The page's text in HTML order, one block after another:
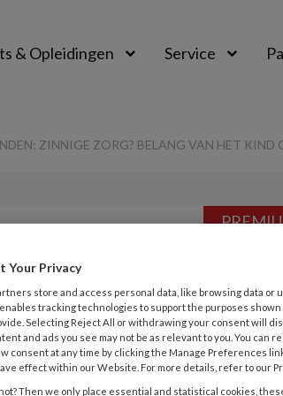
& Opleidingen Service
ZINNIGE ZORG? BELANG VAN HET KIND
Opslaan
van
zorg?
Your Privacy
store and access personal data, like browsing data or
tracking technologies to support the purposes
Selecting Reject All or withdrawing your consent will
and ads you see may not be as relevant to you. You can
consent at any time by clicking the Manage Preferences
effect within our Website. For more details, refer to our
Then we only place essential and statistical cookies,